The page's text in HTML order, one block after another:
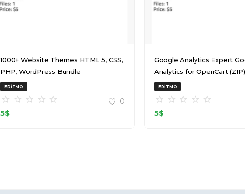
1000+ Website Themes HTML 5, CSS,
PHP, WordPress Bundle
20240917T145511Z 001 (ZIP)
EDITMO
0
5$
Google Analytics Expert Google
Analytics for OpenCart (ZIP)
EDITMO
5$